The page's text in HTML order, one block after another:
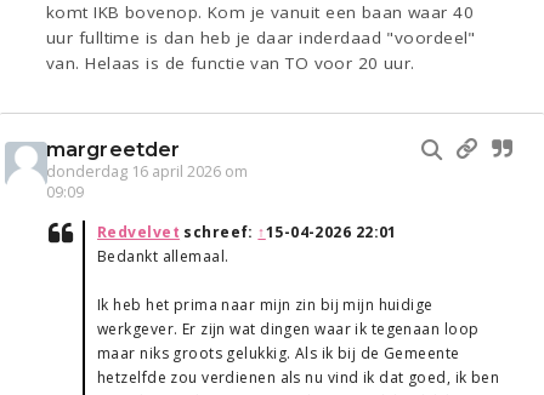
komt IKB bovenop. Kom je vanuit een baan waar 40
uur fulltime is dan heb je daar inderdaad "voordeel"
van. Helaas is de functie van TO voor 20 uur.
margreetder
donderdag 16 april 2026 om
09:09
Redvelvet schreef: ↑15-04-2026 22:01
Bedankt allemaal.
Ik heb het prima naar mijn zin bij mijn huidige
werkgever. Er zijn wat dingen waar ik tegenaan loop
maar niks groots gelukkig. Als ik bij de Gemeente
hetzelfde zou verdienen als nu vind ik dat goed, ik ben